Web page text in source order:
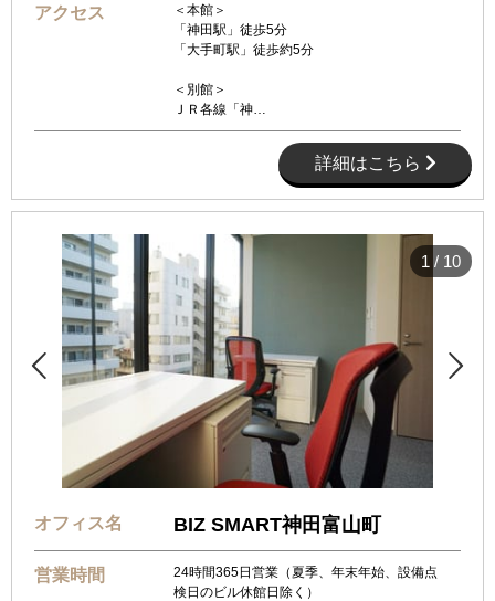
アクセス
＜本館＞
「神田駅」徒歩5分
「大手町駅」徒歩約5分
＜別館＞
ＪＲ各線「神…
詳細はこちら
 
1 / 10
オフィス名 BIZ SMART神田富山町
営業時間
24時間365日営業（夏季、年末年始、設備点
検日のビル休館日除く）